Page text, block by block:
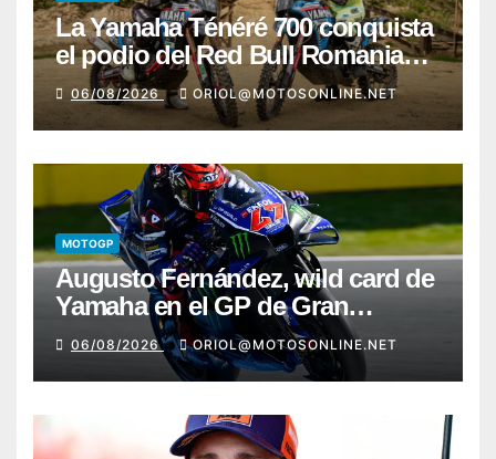
La Yamaha Ténéré 700 conquista
el podio del Red Bull Romaniacs
2026 con Pol Tarrés
06/08/2026 ORIOL@MOTOSONLINE.NET
MOTOGP
Augusto Fernández, wild card de
Yamaha en el GP de Gran
Bretaña
06/08/2026 ORIOL@MOTOSONLINE.NET